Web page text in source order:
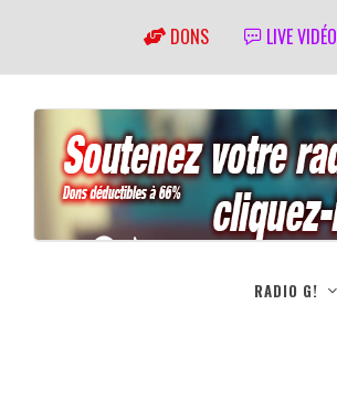
DONS LIVE VIDÉO
RADIO G!